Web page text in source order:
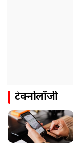
टेक्नोलॉजी